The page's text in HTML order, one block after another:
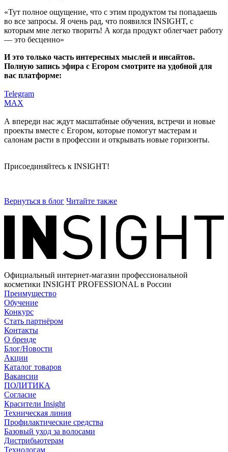
«Тут полное ощущение, что с этим продуктом ты попадаешь
во все запросы. Я очень рад, что появился INSIGHT, с
которым мне легко творить! А когда продукт облегчает работу
— это бесценно»
И это только часть интересных мыслей и инсайтов.
Полную запись эфира с Егором смотрите на удобной для
вас платформе:
Telegram
MAX
А впереди нас ждут масштабные обучения, встречи и новые
проекты вместе с Егором, которые помогут мастерам и
салонам расти в профессии и открывать новые горизонты.
Присоединяйтесь к INSIGHT!
Вернуться в блог Читайте также
Официальный интернет-магазин профессиональной
косметики INSIGHT PROFESSIONAL в России
Преимущество
Обучение
Конкурс
Стать партнёром
Контакты
О бренде
Блог/Новости
Акции
Каталог товаров
Вакансии
ПОЛИТИКА
Согласие
Краcители Insight
Техническая линия
Профилактические средства
Базовый уход за волосами
Дистрибьютерам
Технологам